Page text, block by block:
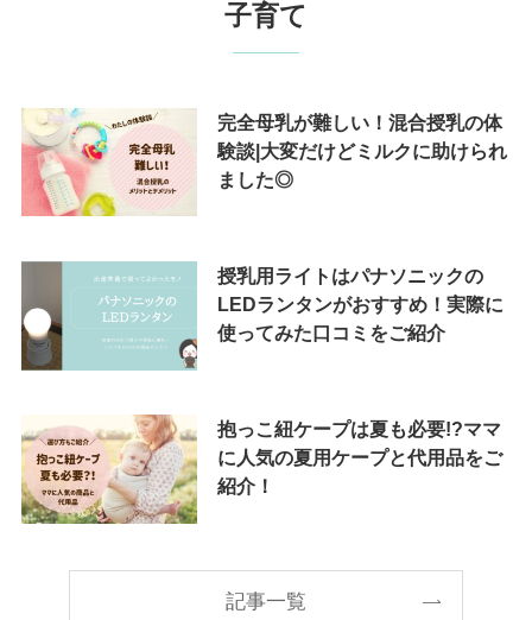
子育て
完全母乳が難しい！混合授乳の体
験談|大変だけどミルクに助けられ
ました◎
授乳用ライトはパナソニックの
LEDランタンがおすすめ！実際に
使ってみた口コミをご紹介
抱っこ紐ケープは夏も必要!?ママ
に人気の夏用ケープと代用品をご
紹介！
記事一覧